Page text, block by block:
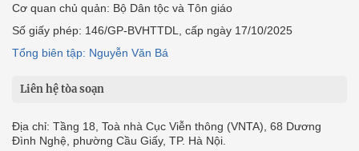
Cơ quan chủ quản: Bộ Dân tộc và Tôn giáo
Số giấy phép: 146/GP-BVHTTDL, cấp ngày 17/10/2025
Tổng biên tập: Nguyễn Văn Bá
Liên hệ tòa soạn
Địa chỉ: Tầng 18, Toà nhà Cục Viễn thông (VNTA), 68 Dương
Đình Nghệ, phường Cầu Giấy, TP. Hà Nội.